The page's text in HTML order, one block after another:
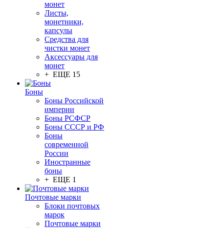
монет
Листы,
монетники,
капсулы
Средства для
чистки монет
Аксессуары для
монет
+ ЕЩЕ 15
Боны
Боны Российской
империи
Боны РСФСР
Боны СССР и РФ
Боны
современной
России
Иностранные
боны
+ ЕЩЕ 1
Почтовые марки
Блоки почтовых
марок
Почтовые марки